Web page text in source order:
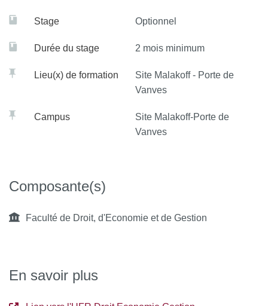
Stage Optionnel
Durée du stage 2 mois minimum
Lieu(x) de formation
Site Malakoff - Porte de
Vanves
Campus
Site Malakoff-Porte de
Vanves
Composante(s)
Faculté de Droit, d'Economie et de Gestion
En savoir plus